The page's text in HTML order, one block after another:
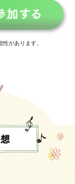
があります。